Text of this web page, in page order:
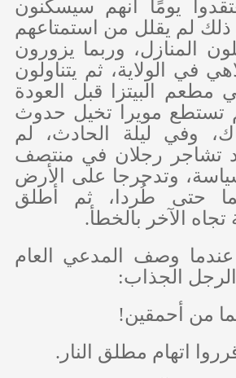
يومًا أنهم سيسكنون
ذلك لم يقلل من استمتاعهم
المنازل، وربما يزورون
في الولاية، ثم يتناولون
مطعم البيتزا قبل العودة
تستطع مويرا تخيل حدوث
وفي ليلة الحادث، لم
تشاجر رجلان في منتصف
وتدحرجا على الأرض
حتى طُردا، ثم أطلق
الآخر بالخطأ.
وصف المدعي العام
الجذاب:
من أحمقين!
اتهام مطلق النار.